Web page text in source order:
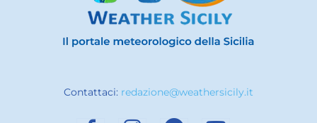
Contattaci: redazione@weathersicily.it